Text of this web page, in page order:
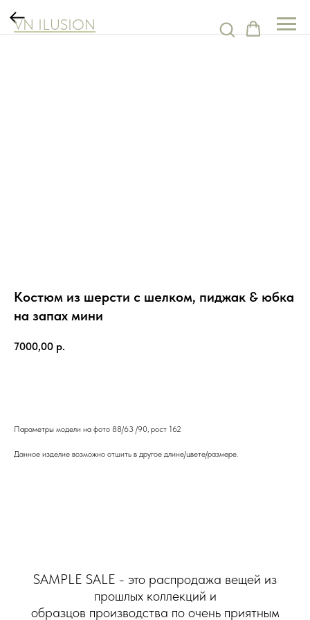
Костюм из шерсти с шелком, пиджак & юбка
на запах мини
7000,00 р.
Параметры модели на фото 88/63 /90, рост 162
Данное изделие возможно отшить в другое длине/цвете/размере.
VN ILUSION
SAMPLE SALE - это распродажа вещей из
прошлых коллекций и
образцов производства по очень приятным